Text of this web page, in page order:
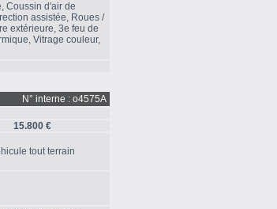
Coussin d'air de
assistée, Roues /
extérieure, 3e feu de
Vitrage couleur,
N° interne : o4575A
15.800 €
tout terrain